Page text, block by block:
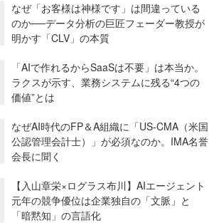
なぜ「お客様は神様です」は間違っている
のか──データ分析の巨匠フェーダー教授が
明かす「CLV」の本質
「AIで作れるからSaaSは不要」は本当か。
ラクスが示す、業務システムに残る“4つの
価値”とは
なぜAI時代のFP＆A組織に「US-CMA（米国
公認管理会計士）」が必須なのか。IMA名誉
会長に聞く
【入山章栄×ログラス布川】AIエージェント
元年の競争優位は企業独自の「文脈」と
「暗黙知」の言語化